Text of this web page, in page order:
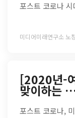
포스트 코로나
미디어미래연구소 노
[2020년-
맞이하는
포스트 코로나,